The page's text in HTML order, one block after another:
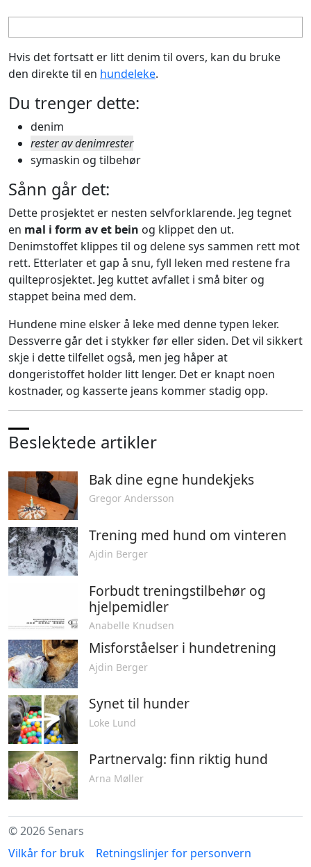
Hvis det fortsatt er litt denim til overs, kan du bruke
den direkte til en hundeleke.
Du trenger dette:
denim
rester av denimrester
symaskin og tilbehør
Sånn går det:
Dette prosjektet er nesten selvforklarende. Jeg tegnet
en mal i form av et bein og klippet den ut.
Denimstoffet klippes til og delene sys sammen rett mot
rett. Etterlater et gap å snu, fyll leken med restene fra
quilteprosjektet. Jeg kuttet avfallet i små biter og
stappet beina med dem.
Hundene mine elsker å leke med denne typen leker.
Dessverre går det i stykker før eller siden. Det vil sikkert
skje i dette tilfellet også, men jeg håper at
dongeristoffet holder litt lenger. Det er knapt noen
kostnader, og kasserte jeans kommer stadig opp.
Beslektede artikler
Bak dine egne hundekjeks
Gregor Andersson
Trening med hund om vinteren
Ajdin Berger
Forbudt treningstilbehør og
hjelpemidler
Anabelle Knudsen
Misforståelser i hundetrening
Ajdin Berger
Synet til hunder
Loke Lund
Partnervalg: finn riktig hund
Arna Møller
© 2026 Senars
Vilkår for bruk
Retningslinjer for personvern